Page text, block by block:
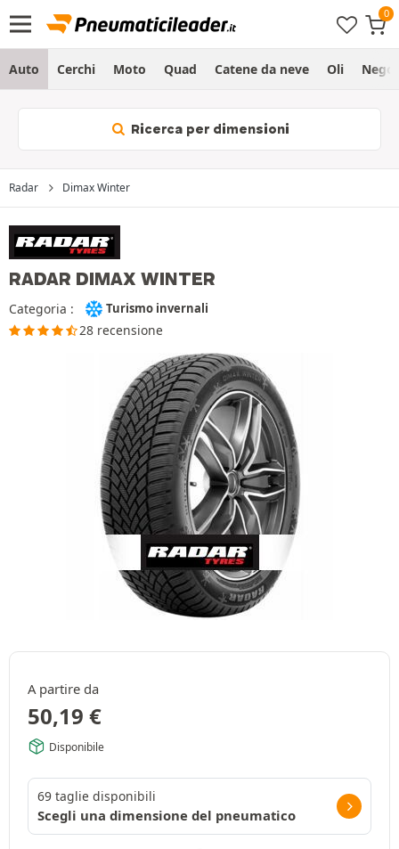
Auto Cerchi Moto Quad Catene da neve Oli
Ricerca per dimensioni
Radar Dimax Winter
RADAR DIMAX WINTER
Categoria : Turismo invernali
28 recensione
A partire da
50,19 €
Disponibile
69 taglie disponibili
Scegli una dimensione del pneumatico